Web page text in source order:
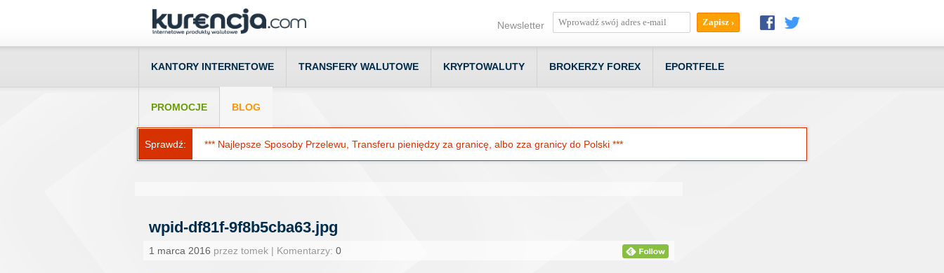
Newsletter
KANTORY INTERNETOWE TRANSFERY WALUTOWE KRYPTOWALUTY BROKERZY FOREX EPORTFELE
PROMOCJE BLOG
Sprawdź: *** Najlepsze Sposoby Przelewu, Transferu pieniędzy za granicę, albo zza granicy do Polski ***
wpid-df81f-9f8b5cba63.jpg
1 marca 2016 przez tomek | Komentarzy: 0